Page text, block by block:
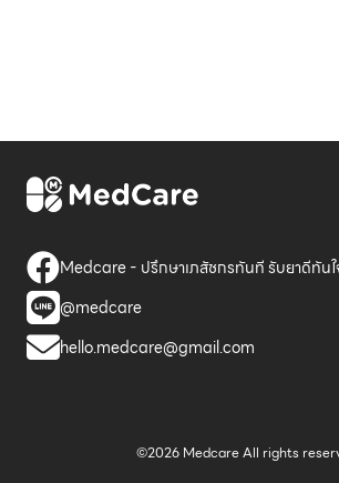
Medcare - ปรึกษาเภสัชกรทันที รับยาดีทันใ
@medcare
hello.medcare@gmail.com
©2026 Medcare All rights